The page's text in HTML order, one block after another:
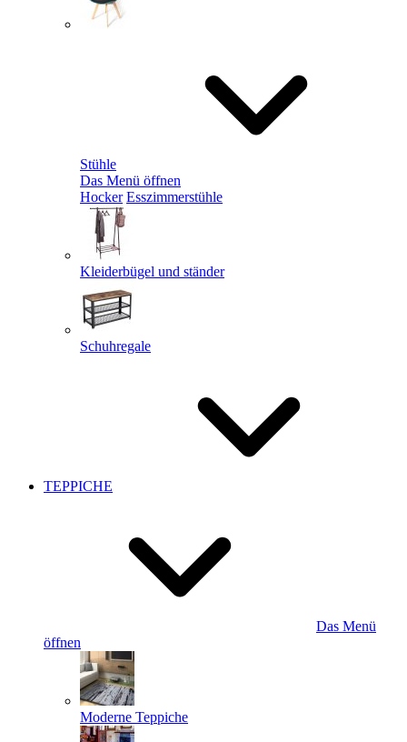
Stühle
Das Menü öffnen
Hocker Esszimmerstühle
Kleiderbügel und ständer
Schuhregale
TEPPICHE
Das Menü
öffnen
Moderne Teppiche